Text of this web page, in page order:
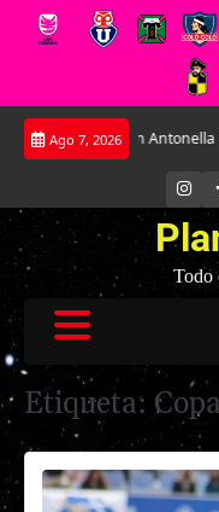
Saltar
Ago 7, 2026
exclusiva con Antonella
Todo
Etiqueta: